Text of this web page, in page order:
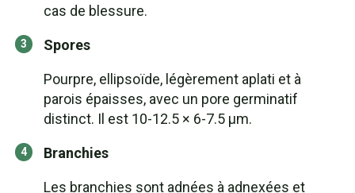
cas de blessure.
Spores
Pourpre, ellipsoïde, légèrement aplati et à
parois épaisses, avec un pore germinatif
distinct. Il est 10-12.5 × 6-7.5 µm.
Branchies
Les branchies sont adnées à adnexées et